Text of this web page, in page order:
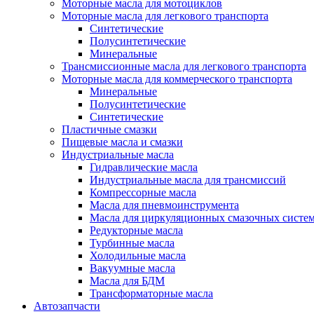
Моторные масла для мотоциклов
Моторные масла для легкового транспорта
Синтетические
Полусинтетические
Минеральные
Трансмиссионные масла для легкового транспорта
Моторные масла для коммерческого транспорта
Минеральные
Полусинтетические
Синтетические
Пластичные смазки
Пищевые масла и смазки
Индустриальные масла
Гидравлические масла
Индустриальные масла для трансмиссий
Компрессорные масла
Масла для пневмоинструмента
Масла для циркуляционных смазочных
Редукторные масла
Турбинные масла
Холодильные масла
Вакуумные масла
Масла для БДМ
Трансформаторные масла
Автозапчасти